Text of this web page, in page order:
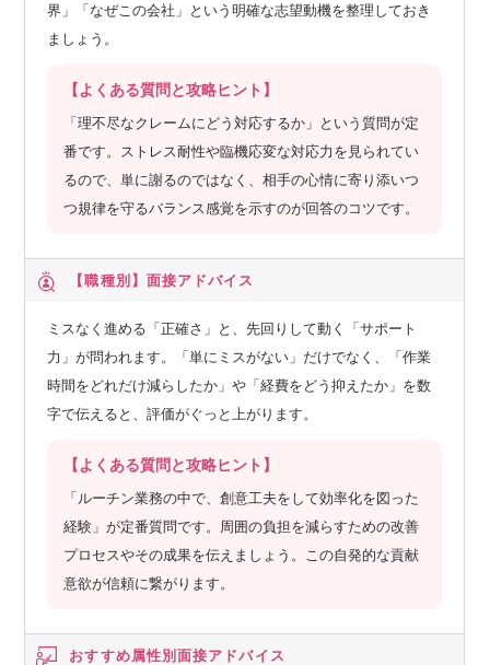
界」「なぜこの会社」という明確な志望動機を整理しておき
ましょう。
【よくある質問と攻略ヒント】
「理不尽なクレームにどう対応するか」という質問が定
番です。ストレス耐性や臨機応変な対応力を見られてい
るので、単に謝るのではなく、相手の心情に寄り添いつ
つ規律を守るバランス感覚を示すのが回答のコツです。
【職種別】 面接アドバイス
ミスなく進める「正確さ」と、先回りして動く「サポート
力」が問われます。「単にミスがない」だけでなく、「作業
時間をどれだけ減らしたか」や「経費をどう抑えたか」を数
字で伝えると、評価がぐっと上がります。
【よくある質問と攻略ヒント】
「ルーチン業務の中で、創意工夫をして効率化を図った
経験」が定番質問です。周囲の負担を減らすための改善
プロセスやその成果を伝えましょう。この自発的な貢献
意欲が信頼に繋がります。
おすすめ属性別面接アドバイス